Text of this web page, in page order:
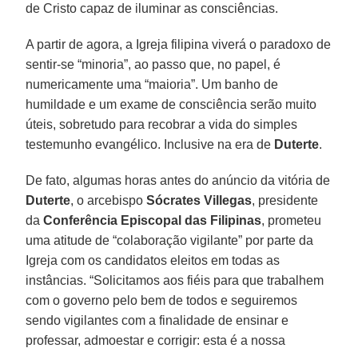
de Cristo capaz de iluminar as consciências.
A partir de agora, a Igreja filipina viverá o paradoxo de
sentir-se “minoria”, ao passo que, no papel, é
numericamente uma “maioria”. Um banho de
humildade e um exame de consciência serão muito
úteis, sobretudo para recobrar a vida do simples
testemunho evangélico. Inclusive na era de Duterte.
De fato, algumas horas antes do anúncio da vitória de
Duterte, o arcebispoSócrates Villegas, presidente
daConferência Episcopal das Filipinas, prometeu
uma atitude de “colaboração vigilante” por parte da
Igreja com os candidatos eleitos em todas as
instâncias. “Solicitamos aos fiéis para que trabalhem
com o governo pelo bem de todos e seguiremos
sendo vigilantes com a finalidade de ensinar e
professar, admoestar e corrigir: esta é a nossa